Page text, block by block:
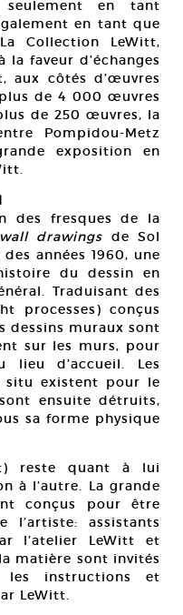
en tant
en tant que
Collection LeWitt,
faveur d’échanges
aux côtés d’œuvres
de 4 000 œuvres
de 250 œuvres, la
Pompidou-Metz
exposition en
des fresques de la
wall drawings de Sol
années 1960, une
du dessin en
Traduisant des
processes) conçus
dessins muraux sont
sur les murs, pour
lieu d’accueil. Les
situ existent pour le
ensuite détruits,
sa forme physique
reste quant à lui
à l’autre. La grande
conçus pour être
l’artiste: assistants
l’atelier LeWitt et
matière sont invités
les instructions et
LeWitt.